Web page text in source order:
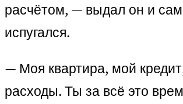
расчётом, — выдал он и
испугался.
— Моя квартира, мой
расходы. Ты за всё это